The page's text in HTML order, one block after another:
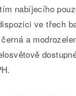
nabíjecího
ve třech
a